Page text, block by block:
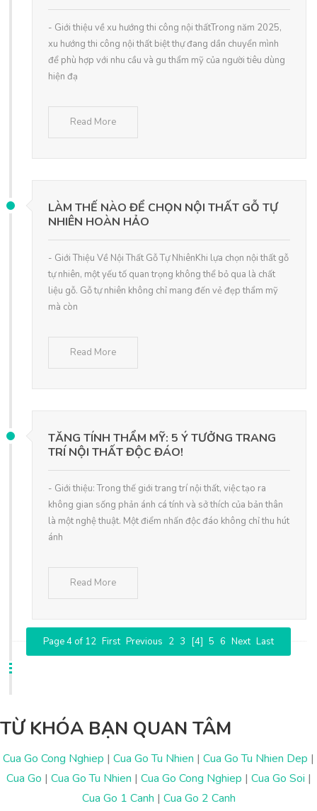
- Giới thiệu về xu hướng thi công nội thấtTrong năm 2025,
xu hướng thi công nội thất biệt thự đang dần chuyển mình
để phù hợp với nhu cầu và gu thẩm mỹ của người tiêu dùng
hiện đạ
Read More
LÀM THẾ NÀO ĐỂ CHỌN NỘI THẤT GỖ TỰ
NHIÊN HOÀN HẢO
- Giới Thiệu Về Nội Thất Gỗ Tự NhiênKhi lựa chọn nội thất gỗ
tự nhiên, một yếu tố quan trọng không thể bỏ qua là chất
liệu gỗ. Gỗ tự nhiên không chỉ mang đến vẻ đẹp thẩm mỹ
mà còn
Read More
TĂNG TÍNH THẨM MỸ: 5 Ý TƯỞNG TRANG
TRÍ NỘI THẤT ĐỘC ĐÁO!
- Giới thiệu: Trong thế giới trang trí nội thất, việc tạo ra
không gian sống phản ánh cá tính và sở thích của bản thân
là một nghệ thuật. Một điểm nhấn độc đáo không chỉ thu hút
ánh
Read More
Page 4 of 12 First Previous 2 3 [4] 5 6 Next Last
TỪ KHÓA BẠN QUAN TÂM
Cua Go Cong Nghiep | Cua Go Tu Nhien | Cua Go Tu Nhien Dep |
Cua Go | Cua Go Tu Nhien | Cua Go Cong Nghiep | Cua Go Soi |
Cua Go 1 Canh | Cua Go 2 Canh